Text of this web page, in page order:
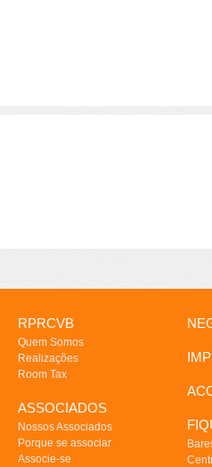
RPRCVB
Quem Somos
Realizações
Room Tax
ASSOCIADOS
Nossos Associados
Porque se associar
Associe-se